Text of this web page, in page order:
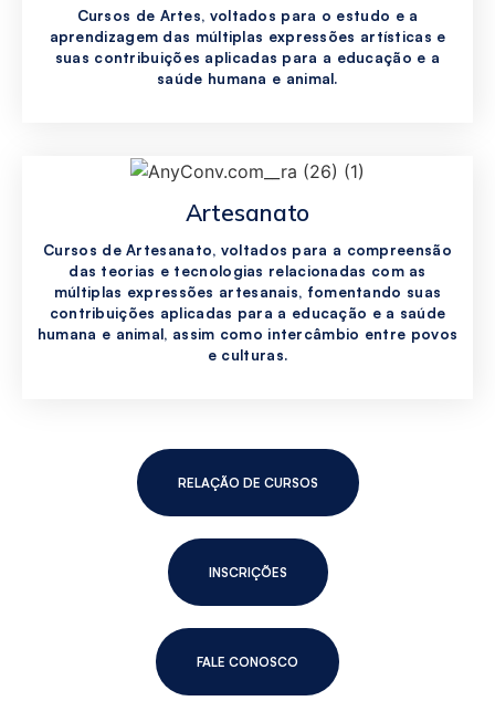
Cursos de Artes, voltados para o estudo e a
aprendizagem das múltiplas expressões artísticas e
suas contribuições aplicadas para a educação e a
saúde humana e animal.
Artesanato
Cursos de Artesanato, voltados para a compreensão
das teorias e tecnologias relacionadas com as
múltiplas expressões artesanais, fomentando suas
contribuições aplicadas para a educação e a saúde
humana e animal, assim como intercâmbio entre povos
e culturas.
RELAÇÃO DE CURSOS
INSCRIÇÕES
FALE CONOSCO